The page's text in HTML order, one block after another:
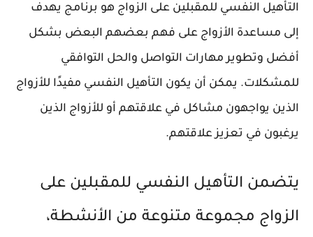
التأهيل النفسي للمقبلين على الزواج هو برنامج يهدف
إلى مساعدة الأزواج على فهم بعضهم البعض بشكل
أفضل وتطوير مهارات التواصل والحل التوافقي
للمشكلات. يمكن أن يكون التأهيل النفسي مفيدًا للأزواج
الذين يواجهون مشاكل في علاقتهم أو للأزواج الذين
يرغبون في تعزيز علاقتهم.
يتضمن التأهيل النفسي للمقبلين على
الزواج مجموعة متنوعة من الأنشطة،